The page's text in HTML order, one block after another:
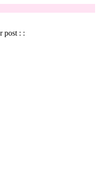
post : :